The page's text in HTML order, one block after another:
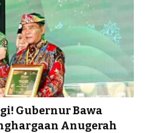
Gubernur Bawa
Anugerah